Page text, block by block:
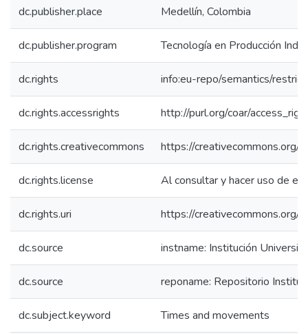
dc.publisher.place Medellín, Colombia
dc.publisher.program Tecnología en Producción
dc.rights info:eu-repo/semantics/
dc.rights.accessrights http://purl.org/coar/
dc.rights.creativecommons https://creativecommons.org/
dc.rights.license Al consultar y hacer uso de
dc.rights.uri https://creativecommons.org/
dc.source instname: Institución
dc.source reponame: Repositorio
dc.subject.keyword Times and movements